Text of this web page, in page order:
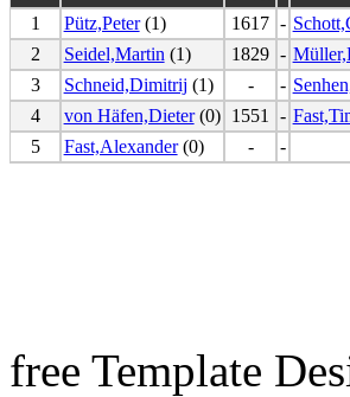
1
Pütz,Peter(1) 1617 -
2
Seidel,Martin (1) 1829 -
3
Schneid,Dimitrij (1) - -
4
von Häfen,Dieter(0) 1551 -
5
Fast,Alexander(0) - -
free Template